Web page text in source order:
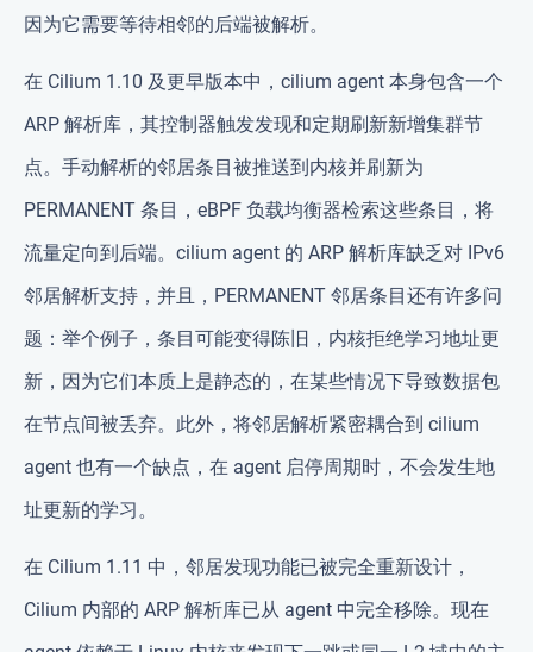
因为它需要等待相邻的后端被解析。
在 Cilium 1.10 及更早版本中，cilium agent 本身包含一个
ARP 解析库，其控制器触发发现和定期刷新新增集群节
点。手动解析的邻居条目被推送到内核并刷新为
PERMANENT 条目，eBPF 负载均衡器检索这些条目，将
流量定向到后端。cilium agent 的 ARP 解析库缺乏对 IPv6
邻居解析支持，并且，PERMANENT 邻居条目还有许多问
题：举个例子，条目可能变得陈旧，内核拒绝学习地址更
新，因为它们本质上是静态的，在某些情况下导致数据包
在节点间被丢弃。此外，将邻居解析紧密耦合到 cilium
agent 也有一个缺点，在 agent 启停周期时，不会发生地
址更新的学习。
在 Cilium 1.11 中，邻居发现功能已被完全重新设计，
Cilium 内部的 ARP 解析库已从 agent 中完全移除。现在